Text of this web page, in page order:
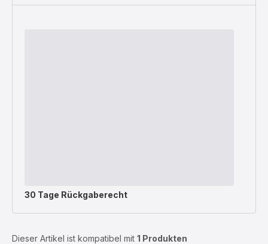
30 Tage Rückgaberecht
Dieser Artikel ist kompatibel mit 1 Produkten